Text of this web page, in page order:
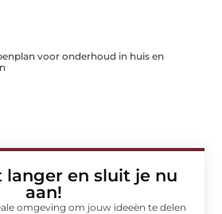
voor onderhoud in huis en
langer en sluit je nu
aan!
omgeving om jouw ideeën te delen